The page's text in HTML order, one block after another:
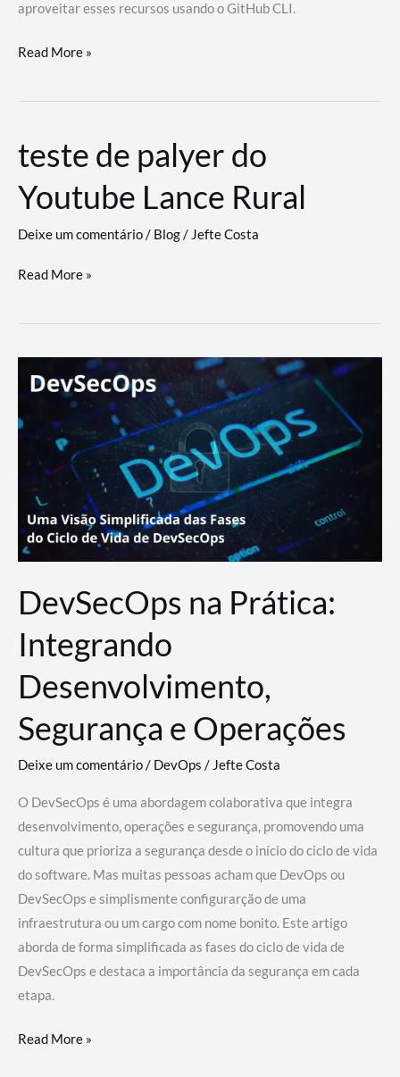
aproveitar esses recursos usando o GitHub CLI.
GitHub
revoluciona
de
trabalho
com
a
workflows
Read More »
teste de palyer do
Youtube Lance Rural
Deixe um comentário/ Blog/ Jefte Costa
teste
palyer
Lance
Rural
Read More »
DevSecOps na Prática:
Integrando
Desenvolvimento,
Segurança e Operações
Deixe um comentário/ DevOps /Jefte Costa
O DevSecOps é uma abordagem colaborativa que integra
desenvolvimento, operações e segurança, promovendo uma
cultura que prioriza a segurança desde o início do ciclo de vida
do software. Mas muitas pessoas acham que DevOps ou
DevSecOps e simplismente configurarção de uma
infraestrutura ou um cargo com nome bonito. Este artigo
aborda de forma simplificada as fases do ciclo de vida de
DevSecOps e destaca a importância da segurança em cada
etapa.
DevSecOps
Read More »